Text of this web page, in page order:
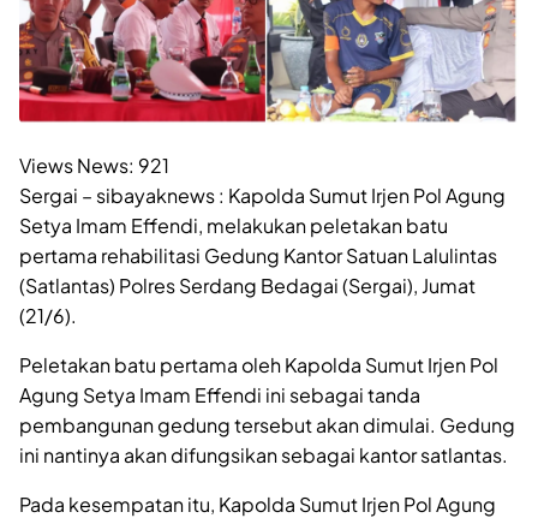
Views News: 921
Sergai – sibayaknews : Kapolda Sumut Irjen Pol Agung
Setya Imam Effendi, melakukan peletakan batu
pertama rehabilitasi Gedung Kantor Satuan Lalulintas
(Satlantas) Polres Serdang Bedagai (Sergai), Jumat
(21/6).
Peletakan batu pertama oleh Kapolda Sumut Irjen Pol
Agung Setya Imam Effendi ini sebagai tanda
pembangunan gedung tersebut akan dimulai. Gedung
ini nantinya akan difungsikan sebagai kantor satlantas.
Pada kesempatan itu, Kapolda Sumut Irjen Pol Agung